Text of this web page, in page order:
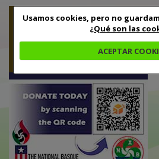
Usamos cookies, pero no
¿Qué son las
ACEPTAR